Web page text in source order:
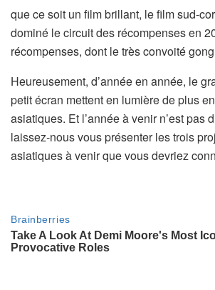
que ce soit un film brillant, le film sud-
dominé le circuit des récompenses en
récompenses, dont le très convoité
Heureusement, d’année en année, le
petit écran mettent en lumière de plus
asiatiques. Et l’année à venir n’est pas
laissez-nous vous présenter les trois
asiatiques à venir que vous devriez